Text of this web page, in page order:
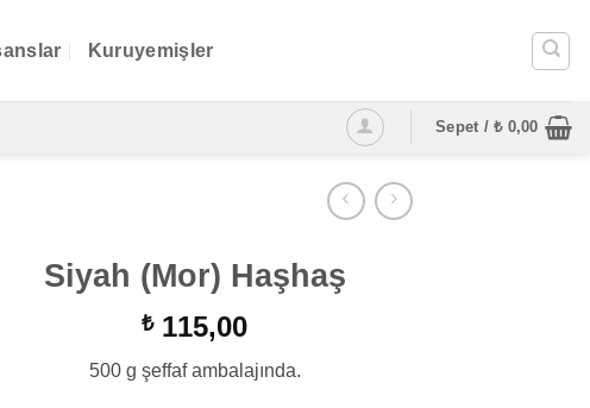
Kuruyemişler
Sepet /₺0,00
Siyah (Mor) Haşhaş
₺115,00
500 g şeffaf ambalajında.